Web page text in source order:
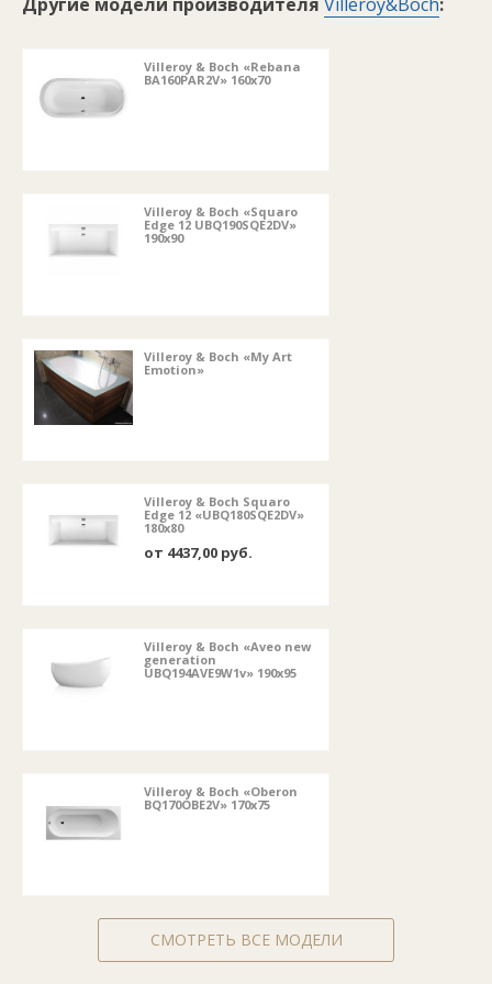
Villeroy & Boch «Rebana
BA160PAR2V» 160x70
Villeroy & Boch «Squaro
Edge 12 UBQ190SQE2DV»
190x90
Villeroy & Boch «My Art
Emotion»
Villeroy & Boch Squaro
Edge 12 «UBQ180SQE2DV»
180x80
от 4437,00 руб.
Villeroy & Boch «Aveo new
generation
UBQ194AVE9W1v» 190x95
Villeroy & Boch «Oberon
BQ170OBE2V» 170x75
СМОТРЕТЬ ВСЕ МОДЕЛИ